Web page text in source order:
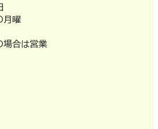
月曜
場合は営業